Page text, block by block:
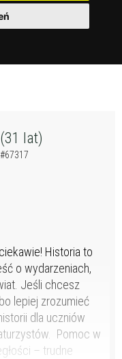
lat)
#67317
Historia to
o wydarzeniach,
Jeśli chcesz
lepiej zrozumieć
dla uczniów
Pomoc w
– trudne